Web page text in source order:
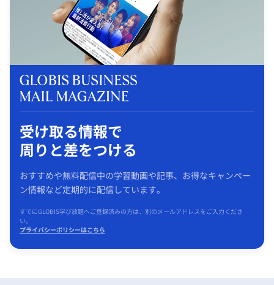
受け取る情報で
周りと差をつける
おすすめや無料配信中の学習動画や記事、お得なキャンペー
ン情報など定期的に配信しています。
すでにGLOBIS学び放題へご登録済みの方は、別のメールアドレスをご入力くださ
い。
プライバシーポリシーはこちら